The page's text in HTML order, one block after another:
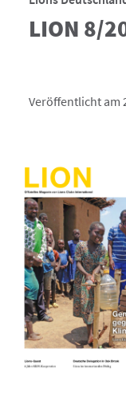
LION 8/
Veröffentlicht am